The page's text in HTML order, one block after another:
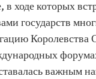
в ходе которых
государств
Королевства
важным